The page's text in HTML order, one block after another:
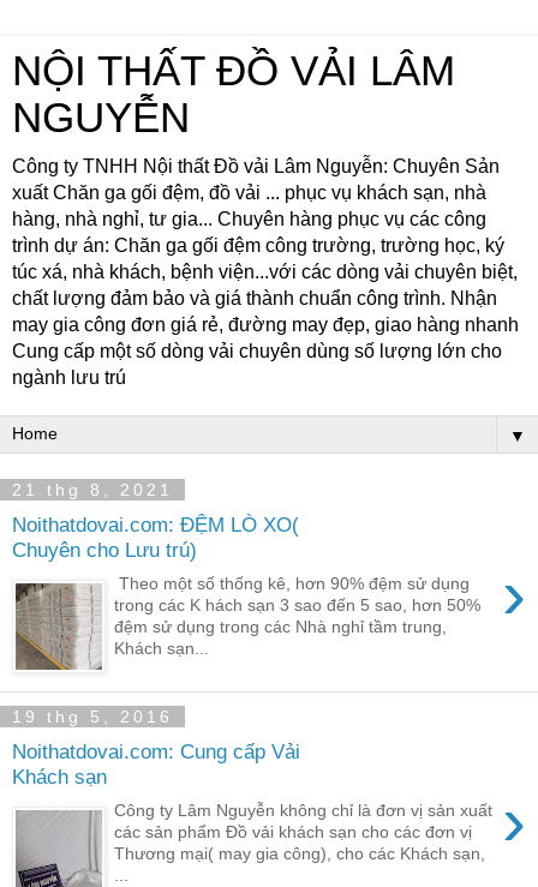
NỘI THẤT ĐỒ VẢI LÂM
NGUYỄN
Công ty TNHH Nội thất Đồ vải Lâm Nguyễn: Chuyên Sản
xuất Chăn ga gối đệm, đồ vải ... phục vụ khách sạn, nhà
hàng, nhà nghỉ, tư gia... Chuyên hàng phục vụ các công
trình dự án: Chăn ga gối đệm công trường, trường học, ký
túc xá, nhà khách, bệnh viện...với các dòng vải chuyên biệt,
chất lượng đảm bảo và giá thành chuẩn công trình. Nhận
may gia công đơn giá rẻ, đường may đẹp, giao hàng nhanh
Cung cấp một số dòng vải chuyên dùng số lượng lớn cho
ngành lưu trú
▼
21 thg 8, 2021
Noithatdovai.com: ĐỆM LÒ XO(
Chuyên cho Lưu trú)
›
Theo một số thống kê, hơn 90% đệm sử dụng
trong các K hách sạn 3 sao đến 5 sao, hơn 50%
đệm sử dụng trong các Nhà nghỉ tầm trung,
Khách sạn...
19 thg 5, 2016
Noithatdovai.com: Cung cấp Vải
Khách sạn
›
Công ty Lâm Nguyễn không chỉ là đơn vị sản xuất
các sản phẩm Đồ vải khách sạn cho các đơn vị
Thương mại( may gia công), cho các Khách sạn,
...